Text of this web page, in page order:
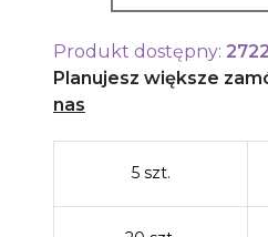
Produkt dostępny: 2722
Planujesz większe
nas
5 szt.